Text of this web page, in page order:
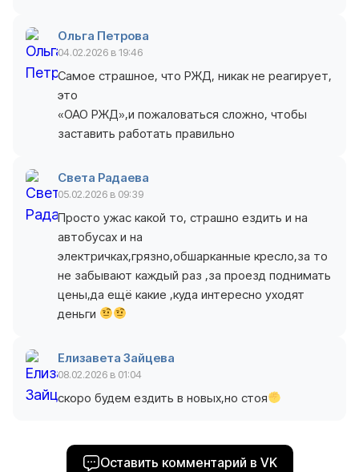
Ольга Петрова
04.02.2026 в 19:46
Самое страшное, что РЖД, никак не реагирует,
это
«ОАО РЖД»,и пожаловаться сложно, чтобы
заставить работать правильно
Света Радаева
05.02.2026 в 09:39
Просто ужас какой то, страшно ездить и на
автобусах и на
электричках,грязно,обшарканные кресло,за то
не забывают каждый раз ,за проезд поднимать
цены,да ещё какие ,куда интересно уходят
деньги
Елизавета Зайцева
08.02.2026 в 01:04
скоро будем ездить в новых,но стоя
Оставить комментарий в VK